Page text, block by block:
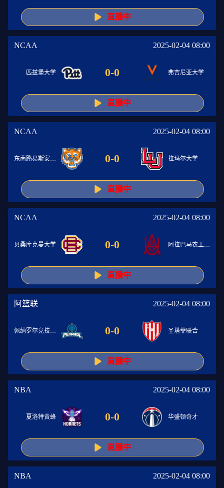
直播中
NCAA 2025-02-04 08:00
匹兹堡大学 0-0 弗吉尼亚大学
直播中
NCAA 2025-02-04 08:00
0-0 拉玛尔大学
直播中
NCAA 2025-02-04 08:00
贝桑库克曼大学 0-0
直播中
阿篮联 2025-02-04 08:00
0-0 圣塔菲联合
直播中
NBA 2025-02-04 08:00
夏洛特黄蜂 0-0 华盛顿奇才
直播中
NBA 2025-02-04 08:00